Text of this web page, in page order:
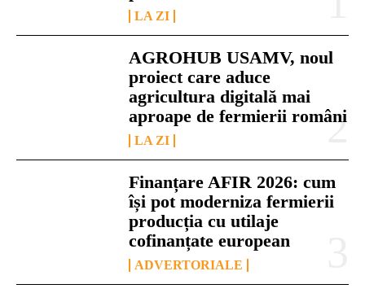
LA ZI
AGROHUB USAMV, noul
proiect care aduce
agricultura digitală mai
aproape de fermierii români
LA ZI
Finanțare AFIR 2026: cum
își pot moderniza fermierii
producția cu utilaje
cofinanțate european
ADVERTORIALE